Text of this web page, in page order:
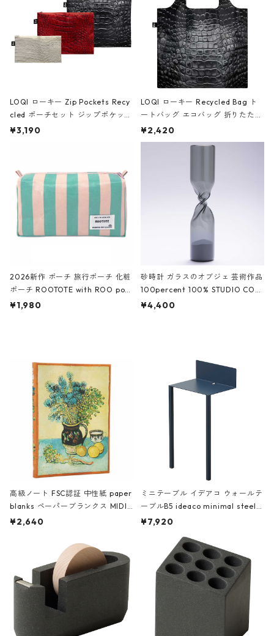
LOQI ローキー Zip Pockets Recy
cled ポーチセット ジップポケット
ファスナーポーチ 撥水加工 トラベ
ーガンディー、オフホワイト
¥3,190
LOQI ローキー Recycled Bag ト
ートバッグ エコバッグ 折りたたみ
大きめ 撥水加工 収納ポーチ CRO
CODILE/Black クロコダイル/ブラ
¥2,420
2026新作 ポーチ 旅行ポーチ 化粧
ポーチ ROOTOTE with ROO pou
ch 3532 ルートート WR.ポーチ.ラ
¥1,980
砂時計 ガラスのオブジェ 芸術作品
100percent 100% STUDIO COH
AKU Timeless 100パーセント ス
¥4,400
高級ノート FSC認証 中性紙 paper
blanks ペーパーブランクス MIDI
ハードカバー 罫線 ヴァン・ゴッホ
¥2,640
ミニテーブル イデアコ ウォールテ
ーブルB5 ideaco minimal steel f
urniture WALL Table B5 ネイビー
¥7,920